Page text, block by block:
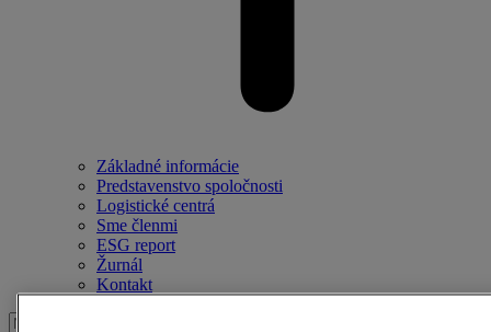
Základné informácie
Predstavenstvo spoločnosti
Logistické centrá
Sme členmi
ESG report
Žurnál
Kontakt
Vyhľadať: